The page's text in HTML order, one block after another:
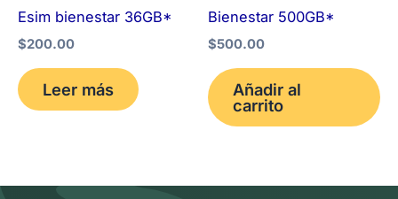
Esim bienestar 36GB*
$200.00
Leer más
Bienestar 500GB*
$500.00
Añadir al
carrito